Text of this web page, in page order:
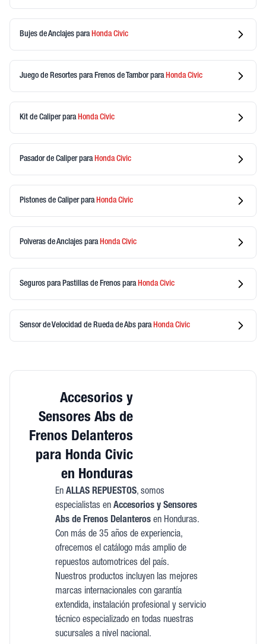
Bujes de Anclajes para HondaCivic
Juego de Resortes para Frenos de Tamborpara HondaCivic
Kit de Caliperpara HondaCivic
Pasador de Caliperpara HondaCivic
Pistones de Caliperpara HondaCivic
Polveras de Anclajes para HondaCivic
Seguros para Pastillas de Frenos para HondaCivic
Sensor de Velocidad de Rueda de Abs para HondaCivic
Accesorios y
Sensores Abs de
Frenos Delanteros
para Honda Civic
en Honduras
En ALLAS REPUESTOS, somos
especialistas en Accesorios y Sensores
Abs de Frenos Delanterosen Honduras.
Con más de 35 años de experiencia,
ofrecemos el catálogo más amplio de
repuestos automotrices del país.
Nuestros productos incluyen las mejores
marcas internacionales con garantía
extendida, instalación profesional y servicio
técnico especializado en todas nuestras
sucursales a nivel nacional.